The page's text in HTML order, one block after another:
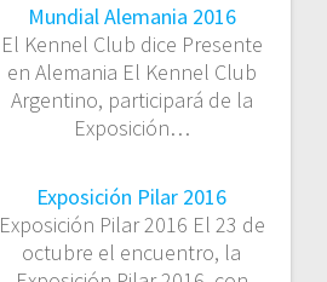
Mundial Alemania 2016
El Kennel Club dice Presente
en Alemania El Kennel Club
Argentino, participará de la
Exposición…
Exposición Pilar 2016
Exposición Pilar 2016 El 23 de
octubre el encuentro, la